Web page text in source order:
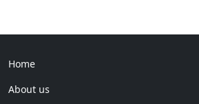
Home
About us